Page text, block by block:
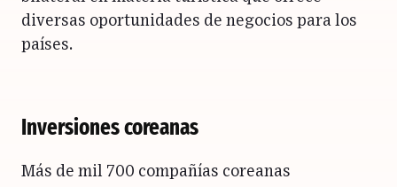
diversas oportunidades de negocios para los
países.
Inversiones coreanas
Más de mil 700 compañías coreanas